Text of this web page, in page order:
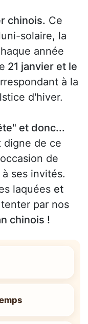
chinois. Ce
solaire, la
année
21 janvier et le
à la
d'hiver.
et donc...
digne de ce
de
ses invités.
laquées et
par nos
chinois !